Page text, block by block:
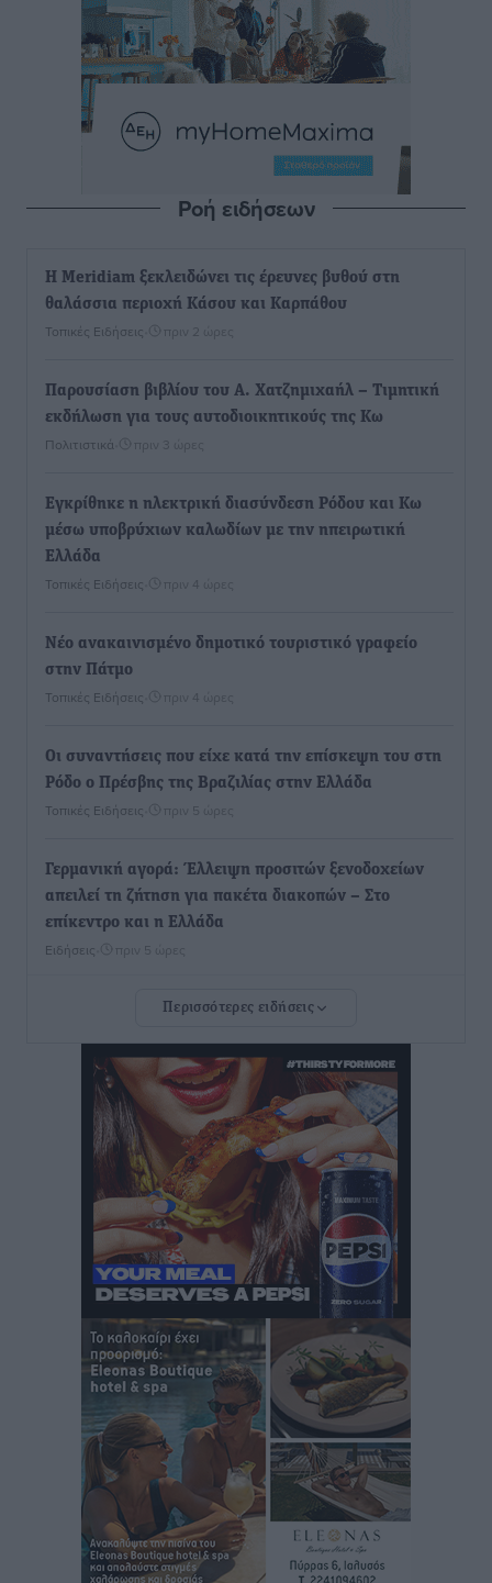
Ροή ειδήσεων
Η Meridiam ξεκλειδώνει τις έρευνες βυθού στη
θαλάσσια περιοχή Κάσου και Καρπάθου
Τοπικές Ειδήσεις πριν 2 ώρες
Παρουσίαση βιβλίου του Α. Χατζημιχαήλ – Τιμητική
εκδήλωση για τους αυτοδιοικητικούς της Κω
Πολιτιστικά πριν 3 ώρες
Εγκρίθηκε η ηλεκτρική διασύνδεση Ρόδου και Κω
μέσω υποβρύχιων καλωδίων με την ηπειρωτική
Ελλάδα
Τοπικές Ειδήσεις πριν 4 ώρες
Νέο ανακαινισμένο δημοτικό τουριστικό γραφείο
στην Πάτμο
Τοπικές Ειδήσεις πριν 4 ώρες
Οι συναντήσεις που είχε κατά την επίσκεψη του στη
Ρόδο ο Πρέσβης της Βραζιλίας στην Ελλάδα
Τοπικές Ειδήσεις πριν 5 ώρες
Γερμανική αγορά: Έλλειψη προσιτών ξενοδοχείων
απειλεί τη ζήτηση για πακέτα διακοπών – Στο
επίκεντρο και η Ελλάδα
Ειδήσεις πριν 5 ώρες
Νέο ξενοδοχείο στη Ρόδο για την H Hotels –
στην Κω
Τοπικές Ειδήσεις πριν 5 ώρες
Αυτοκίνητο μπήκε παράνομα σε μονόδρομο στο
Μαστιχάρι – Αναποδογύρισε όχημα με μητέρα και
5χρονο παιδί
Τοπικές Ειδήσεις• πριν 5 ώρες
“Η Ευρώπη αντιμετώπιζε το προσφυγικό σαν ταινία
τρόμου” – Η συγκλονιστική μαρτυρία της Χαρούλας
Γιασιράνη στον RV για τα γεγονότα που οδήγησαν στο
Σύμφωνο της Λέρου
Τοπικές Ειδήσεις • πριν 5 ώρες
Συναυλία με τον Γιάννη Κότσιρα στις 21 Αυγούστου
Πολιτιστικά• πριν 6 ώρες
Έκτακτη συνεδρίαση της Δημοτικής Επιτροπής Ρόδου
αύριο Παρασκευή 7 Αυγούστου
Περισσότερες ειδήσεις